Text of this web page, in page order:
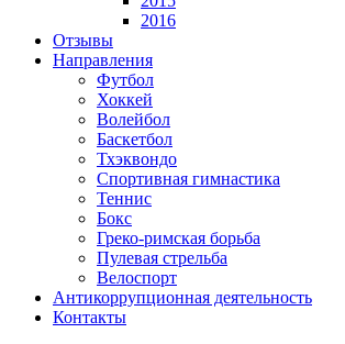
2016
Отзывы
Направления
Футбол
Хоккей
Волейбол
Баскетбол
Тхэквондо
Спортивная гимнастика
Теннис
Бокс
Греко-римская борьба
Пулевая стрельба
Велоспорт
Антикоррупционная деятельность
Контакты